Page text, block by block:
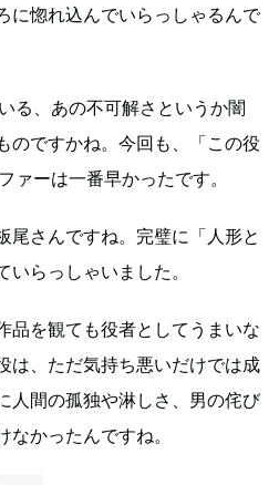
に惚れ込んでいらっしゃるんで
る、あの不可解さというか闇
のですかね。今回も、「この役
ァーは一番早かったです。
さんですね。完璧に「人形と
らっしゃいました。
品を観ても役者としてうまいな
は、ただ気持ち悪いだけでは成
人間の孤独や淋しさ、男の侘び
なかったんですね。